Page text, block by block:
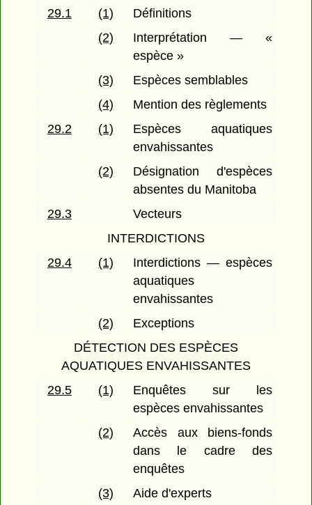
29.1 (1)
Définitions
(2)
Interprétation — «
espèce »
(3)
Espèces semblables
(4)
Mention des règlements
29.2
(1)
Espèces aquatiques
envahissantes
(2)
Désignation d'espèces
absentes du Manitoba
29.3
Vecteurs
INTERDICTIONS
29.4
(1)
Interdictions — espèces
aquatiques
envahissantes
(2)
Exceptions
DÉTECTION DES ESPÈCES
AQUATIQUES ENVAHISSANTES
29.5
(1)
Enquêtes sur les
espèces envahissantes
(2)
Accès aux biens-fonds
dans le cadre des
enquêtes
(3)
Aide d'experts